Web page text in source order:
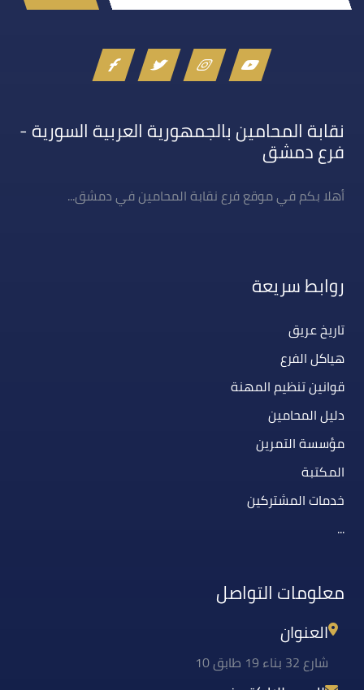
نقابة المحامين بالجمهورية العربية السورية -
فرع دمشق
أهلا بكم في موقع فرع نقابة المحامين في دمشق...
روابط سريعة
تاريخ عريق
هياكل الفرع
قوانين تنظيم المهنة
دليل المحامين
مؤسسة التمرين
المكتبة
خدمات المشتركين
...
معلومات التواصل
العنوان
شارع 32 بناء 19 طابق 10